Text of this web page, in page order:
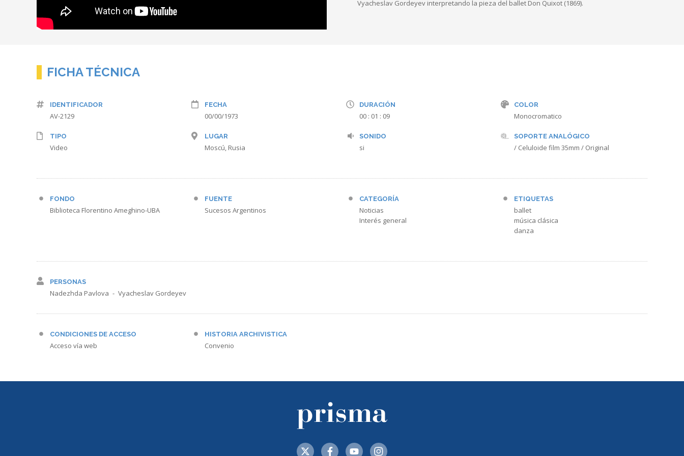
Vyacheslav Gordeyev interpretando la pieza del ballet Don Quixot (1869).
FICHA TÉCNICA
IDENTIFICADOR
AV-2129
TIPO
Video
FECHA
00/00/1973
LUGAR
Moscú, Rusia
DURACIÓN
00 : 01 : 09
SONIDO
si
COLOR
Monocromatico
SOPORTE ANALÓGICO
/ Celuloide film 35mm / Original
FONDO
Biblioteca Florentino Ameghino-UBA
FUENTE
Sucesos Argentinos
CATEGORÍA
Noticias
Interés general
ETIQUETAS
ballet
música clásica
danza
PERSONAS
Nadezhda Pavlova Vyacheslav Gordeyev
CONDICIONES DE ACCESO
Acceso vía web
HISTORIA ARCHIVISTICA
Convenio